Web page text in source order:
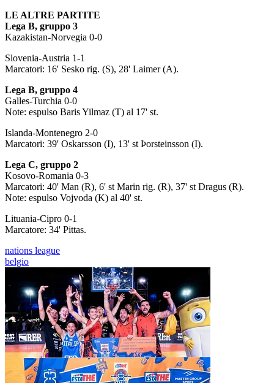
LE ALTRE PARTITE
Lega B, gruppo 3
Kazakistan-Norvegia 0-0
Slovenia-Austria 1-1
Marcatori: 16' Sesko rig. (S), 28' Laimer (A).
Lega B, gruppo 4
Galles-Turchia 0-0
Note: espulso Baris Yilmaz (T) al 17' st.
Islanda-Montenegro 2-0
Marcatori: 39' Oskarsson (I), 13' st Þorsteinsson (I).
Lega C, gruppo 2
Kosovo-Romania 0-3
Marcatori: 40' Man (R), 6' st Marin rig. (R), 37' st Dragus (R).
Note: espulso Vojvoda (K) al 40' st.
Lituania-Cipro 0-1
Marcatore: 34' Pittas.
nations league
belgio